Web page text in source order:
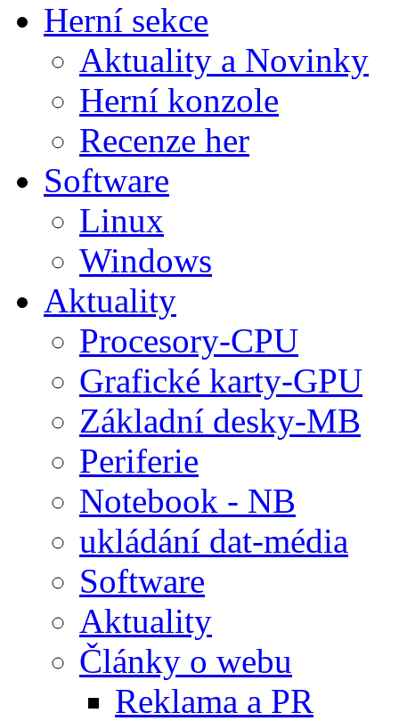
Herní sekce
Aktuality a Novinky
Herní konzole
Recenze her
Software
Linux
Windows
Aktuality
Procesory-CPU
Grafické karty-GPU
Základní desky-MB
Periferie
Notebook - NB
ukládání dat-média
Software
Aktuality
Články o webu
Reklama a PR